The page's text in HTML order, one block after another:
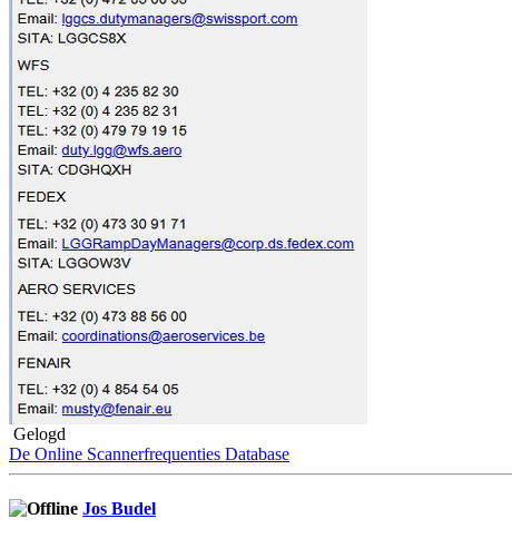
Gelogd
De Online Scannerfrequenties Database
Jos Budel